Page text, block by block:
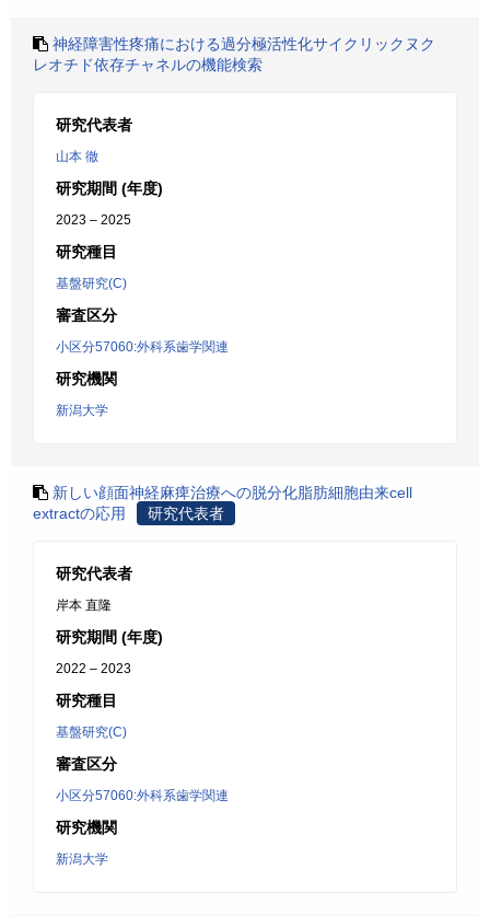
神経障害性疼痛における過分極活性化サイクリックヌク
レオチド依存チャネルの機能検索
研究代表者
山本 徹
研究期間 (年度)
2023 – 2025
研究種目
基盤研究(C)
審査区分
小区分57060:外科系歯学関連
研究機関
新潟大学
新しい顔面神経麻痺治療への脱分化脂肪細胞由来cell
extractの応用
研究代表者
研究代表者
岸本 直隆
研究期間 (年度)
2022 – 2023
研究種目
基盤研究(C)
審査区分
小区分57060:外科系歯学関連
研究機関
新潟大学